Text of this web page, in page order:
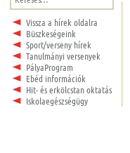
Vissza a hírek oldalra
Büszkeségeink
Sport/verseny hírek
Tanulmányi versenyek
PályaProgram
Ebéd információk
Hit- és erkölcstan oktatás
Iskolaegészségügy